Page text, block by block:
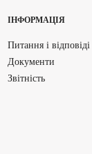
ІНФОРМАЦІЯ
Питання і відповіді
Документи
Звітність